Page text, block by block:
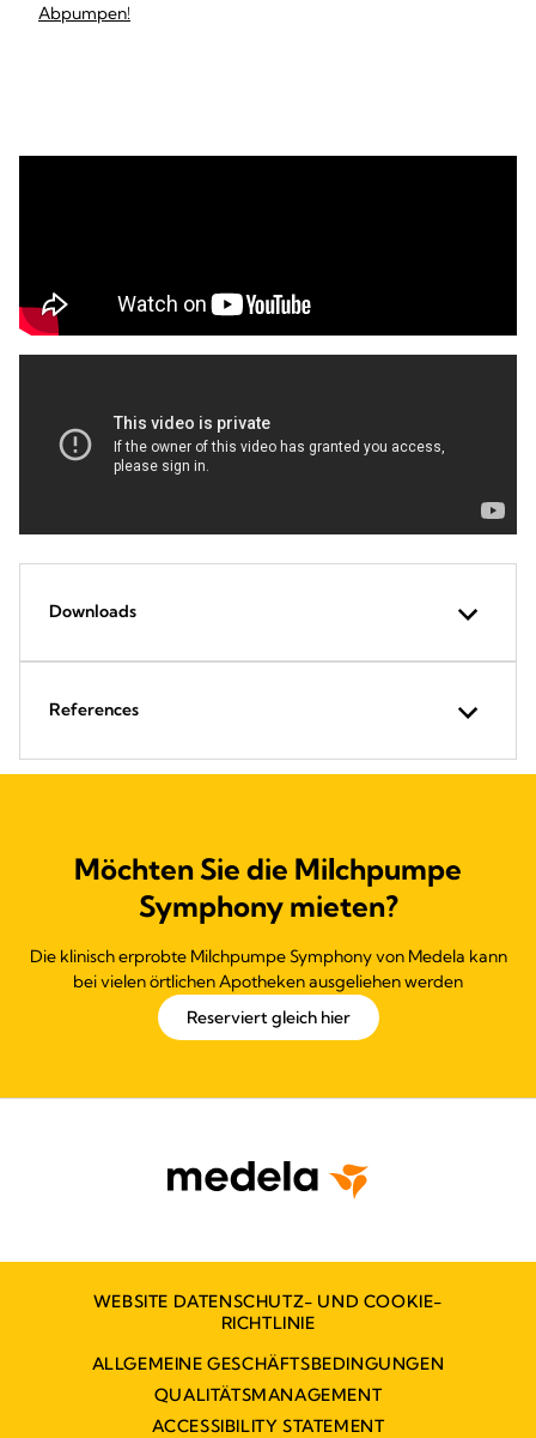
Abpumpen!
Downloads
References
Möchten Sie die Milchpumpe
Symphony mieten?
Die klinisch erprobte Milchpumpe Symphony von Medela kann
bei vielen örtlichen Apotheken ausgeliehen werden
Reserviert gleich hier
WEBSITE DATENSCHUTZ- UND COOKIE-
RICHTLINIE
ALLGEMEINE GESCHÄFTSBEDINGUNGEN
QUALITÄTSMANAGEMENT
ACCESSIBILITY STATEMENT